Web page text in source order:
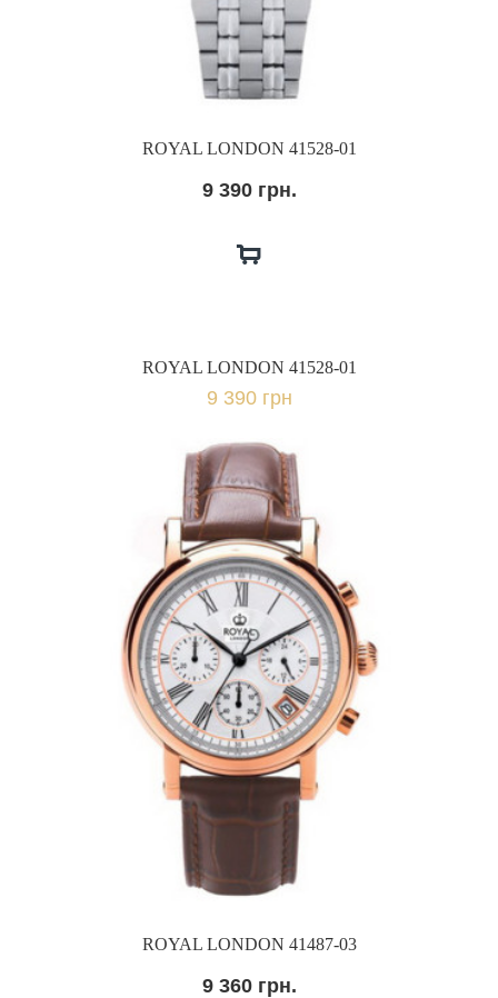
ROYAL LONDON 41528-01
9 390 грн.
ROYAL LONDON 41528-01
9 390 грн
ROYAL LONDON 41487-03
9 360 грн.